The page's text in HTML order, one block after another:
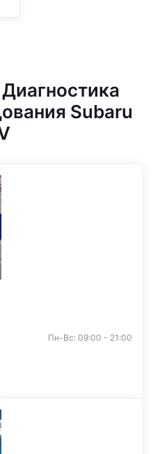
Subaru
Пн-Вс: 09:00 - 21:00